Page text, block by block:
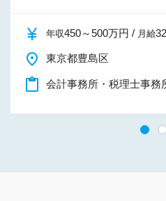
currency_yen 年収510～1,200万円 /月給
place 東京都豊島区
content_paste 会計事務所・税理士事務